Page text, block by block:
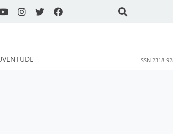
ISSN 2318-